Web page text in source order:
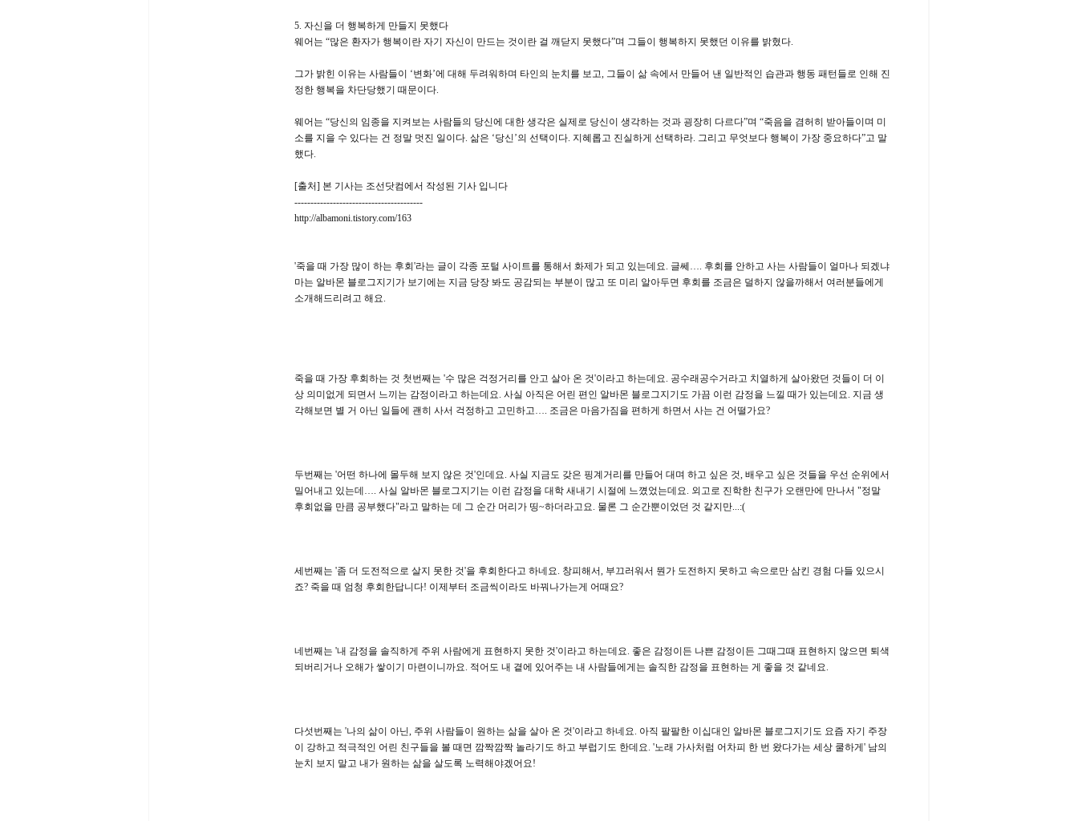
5. 자신을 더 행복하게 만들지 못했다
웨어는 “많은 환자가 행복이란 자기 자신이 만드는 것이란 걸 깨닫지 못했다”며 그들이 행복하지 못했던 이유를 밝혔다.
그가 밝힌 이유는 사람들이 ‘변화’에 대해 두려워하며 타인의 눈치를 보고, 그들이 삶 속에서 만들어 낸 일반적인 습관과 행동 패턴들로 인해 진
정한 행복을 차단당했기 때문이다.
웨어는 “당신의 임종을 지켜보는 사람들의 당신에 대한 생각은 실제로 당신이 생각하는 것과 굉장히 다르다”며 “죽음을 겸허히 받아들이며 미
소를 지을 수 있다는 건 정말 멋진 일이다. 삶은 ‘당신’의 선택이다. 지혜롭고 진실하게 선택하라. 그리고 무엇보다 행복이 가장 중요하다”고 말
했다.
[출처] 본 기사는 조선닷컴에서 작성된 기사 입니다
----------------------------------------
http://albamoni.tistory.com/163
'죽을 때 가장 많이 하는 후회'라는 글이 각종 포털 사이트를 통해서 화제가 되고 있는데요. 글쎄…. 후회를 안하고 사는 사람들이 얼마나 되겠냐
마는 알바몬 블로그지기가 보기에는 지금 당장 봐도 공감되는 부분이 많고 또 미리 알아두면 후회를 조금은 덜하지 않을까해서 여러분들에게
소개해드리려고 해요.
죽을 때 가장 후회하는 것 첫번째는 '수 많은 걱정거리를 안고 살아 온 것'이라고 하는데요. 공수래공수거라고 치열하게 살아왔던 것들이 더 이
상 의미없게 되면서 느끼는 감정이라고 하는데요. 사실 아직은 어린 편인 알바몬 블로그지기도 가끔 이런 감정을 느낄 때가 있는데요. 지금 생
각해보면 별 거 아닌 일들에 괜히 사서 걱정하고 고민하고…. 조금은 마음가짐을 편하게 하면서 사는 건 어떨가요?
두번째는 '어떤 하나에 몰두해 보지 않은 것'인데요. 사실 지금도 갖은 핑계거리를 만들어 대며 하고 싶은 것, 배우고 싶은 것들을 우선 순위에서
밀어내고 있는데…. 사실 알바몬 블로그지기는 이런 감정을 대학 새내기 시절에 느꼈었는데요. 외고로 진학한 친구가 오랜만에 만나서 "정말
후회없을 만큼 공부했다"라고 말하는 데 그 순간 머리가 띵~하더라고요. 물론 그 순간뿐이었던 것 같지만...:(
세번째는 '좀 더 도전적으로 살지 못한 것'을 후회한다고 하네요. 창피해서, 부끄러워서 뭔가 도전하지 못하고 속으로만 삼킨 경험 다들 있으시
죠? 죽을 때 엄청 후회한답니다! 이제부터 조금씩이라도 바꿔나가는게 어때요?
네번째는 '내 감정을 솔직하게 주위 사람에게 표현하지 못한 것'이라고 하는데요. 좋은 감정이든 나쁜 감정이든 그때그때 표현하지 않으면 퇴색
되버리거나 오해가 쌓이기 마련이니까요. 적어도 내 곁에 있어주는 내 사람들에게는 솔직한 감정을 표현하는 게 좋을 것 같네요.
다섯번째는 '나의 삶이 아닌, 주위 사람들이 원하는 삶을 살아 온 것'이라고 하네요. 아직 팔팔한 이십대인 알바몬 블로그지기도 요즘 자기 주장
이 강하고 적극적인 어린 친구들을 볼 때면 깜짝깜짝 놀라기도 하고 부럽기도 한데요. '노래 가사처럼 어차피 한 번 왔다가는 세상 쿨하게' 남의
눈치 보지 말고 내가 원하는 삶을 살도록 노력해야겠어요!